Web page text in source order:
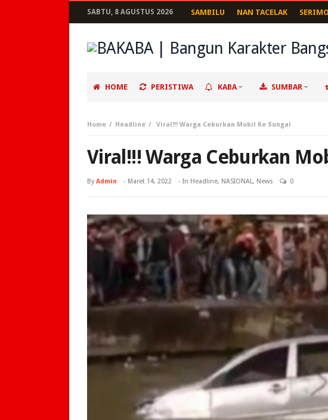
SABTU, 8 AGUSTUS 2026 SAMBILU NAN TACELAK
HOME PERISTIWA KABA SUMBAR
Home Headline Viral!!! Warga Ceburkan Mobil Ke Sungai
Viral!!! Warga Ceburkan
ByAdmin - Maret 14, 2022 - In Headline, NASIONAL, News 0